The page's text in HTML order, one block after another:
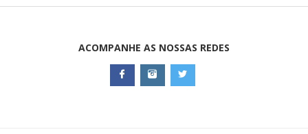
ACOMPANHE AS NOSSAS REDES